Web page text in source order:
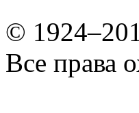
©
Все права